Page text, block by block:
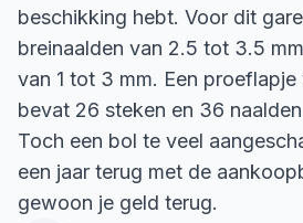
beschikking hebt. Voor dit
breinaalden van 2.5 tot 3.5
van 1 tot 3 mm. Een proeflapje
bevat 26 steken en 36
Toch een bol te veel
een jaar terug met de
gewoon je geld terug.